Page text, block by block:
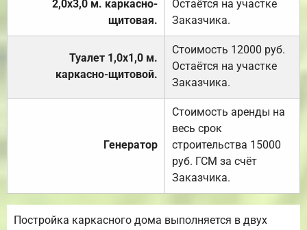
2,0х3,0 м. каркасно-
щитовая.
Остаётся на участке
Заказчика.
Туалет 1,0х1,0 м.
каркасно-щитовой.
Стоимость 12000 руб.
Остаётся на участке
Заказчика.
Генератор
Стоимость аренды на
весь срок
строительства 15000
руб. ГСМ за счёт
Заказчика.
Постройка каркасного дома выполняется в двух